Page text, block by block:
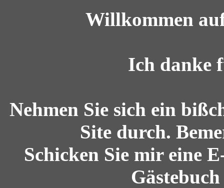
Willkommen
Ich danke
Nehmen Sie sich ein
Site durch.
Schicken Sie mir eine